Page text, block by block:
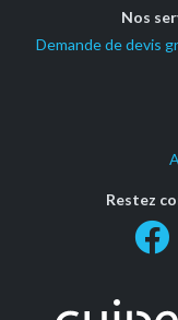
Nos
Demande de devis
Restez